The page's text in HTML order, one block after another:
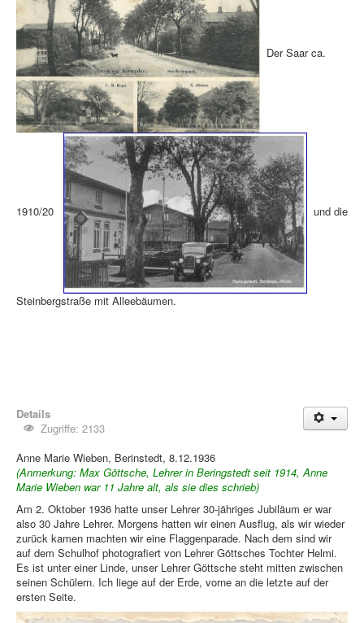
Der Saar ca.
1910/20 und die
Steinbergstraße mit Alleebäumen.
Details
Zugriffe: 2133
Anne Marie Wieben, Berinstedt, 8.12.1936
(Anmerkung: Max Göttsche, Lehrer in Beringstedt seit 1914, Anne
Marie Wieben war 11 Jahre alt, als sie dies schrieb)
Am 2. Oktober 1936 hatte unser Lehrer 30-jähriges Jubiläum er war
also 30 Jahre Lehrer. Morgens hatten wir einen Ausflug, als wir wieder
zurück kamen machten wir eine Flaggenparade. Nach dem sind wir
auf dem Schulhof photografiert von Lehrer Göttsches Tochter Helmi.
Es ist unter einer Linde, unser Lehrer Göttsche steht mitten zwischen
seinen Schülern. Ich liege auf der Erde, vorne an die letzte auf der
ersten Seite.